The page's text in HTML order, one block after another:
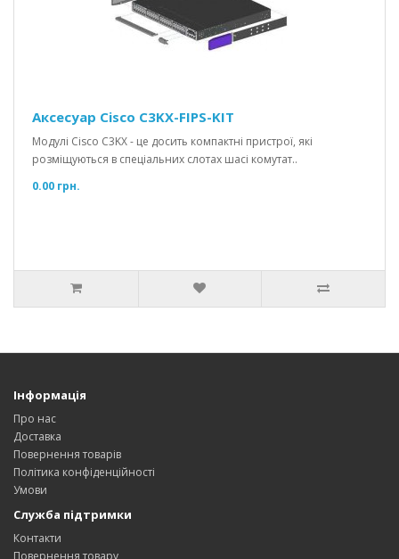
Аксесуар Cisco C3KX-FIPS-KIT
Модулі Cisco C3KX - це досить компактні пристрої, які
розміщуються в спеціальних слотах шасі комутат..
0.00 грн.
Інформація
Про нас
Доставка
Повернення товарів
Політика конфіденційності
Умови
Служба підтримки
Контакти
Повернення товару